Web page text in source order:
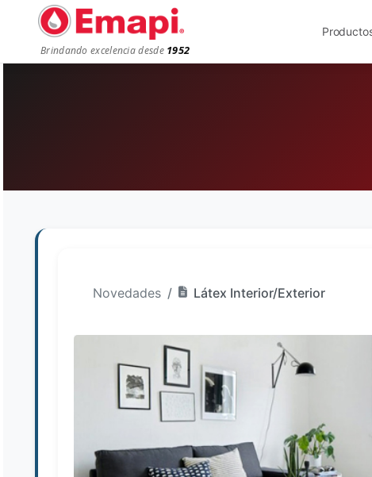
Brindando excelencia desde 1952
Novedades Látex Interior/Exterior